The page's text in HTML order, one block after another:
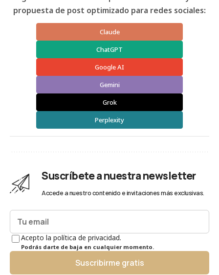
propuesta de post optimizado para redes sociales:
Claude
ChatGPT
Google AI
Gemini
Grok
Perplexity
Suscríbete a nuestra newsletter
Accede a nuestro contenido e invitaciones más exclusivas.
Acepto la política de privacidad.
Podrás darte de baja en cualquier momento.
Suscribirme gratis